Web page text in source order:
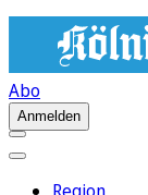
Abo
Anmelden